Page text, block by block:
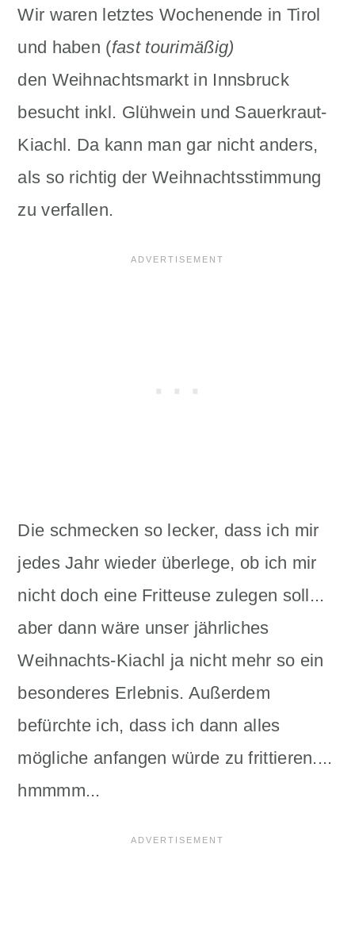
Wir waren letztes Wochenende in Tirol
und haben (fast tourimäßig)
den Weihnachtsmarkt in Innsbruck
besucht inkl. Glühwein und Sauerkraut-
Kiachl. Da kann man gar nicht anders,
als so richtig der Weihnachtsstimmung
zu verfallen.
Die schmecken so lecker, dass ich mir
jedes Jahr wieder überlege, ob ich mir
nicht doch eine Fritteuse zulegen soll...
aber dann wäre unser jährliches
Weihnachts-Kiachl ja nicht mehr so ein
besonderes Erlebnis. Außerdem
befürchte ich, dass ich dann alles
mögliche anfangen würde zu frittieren....
hmmmm...